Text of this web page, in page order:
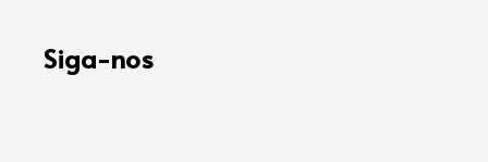
Siga-nos